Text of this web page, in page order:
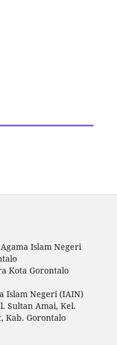
Islam Negeri
Kota Gorontalo
Islam Negeri (IAIN)
Sultan Amai, Kel.
Kab. Gorontalo